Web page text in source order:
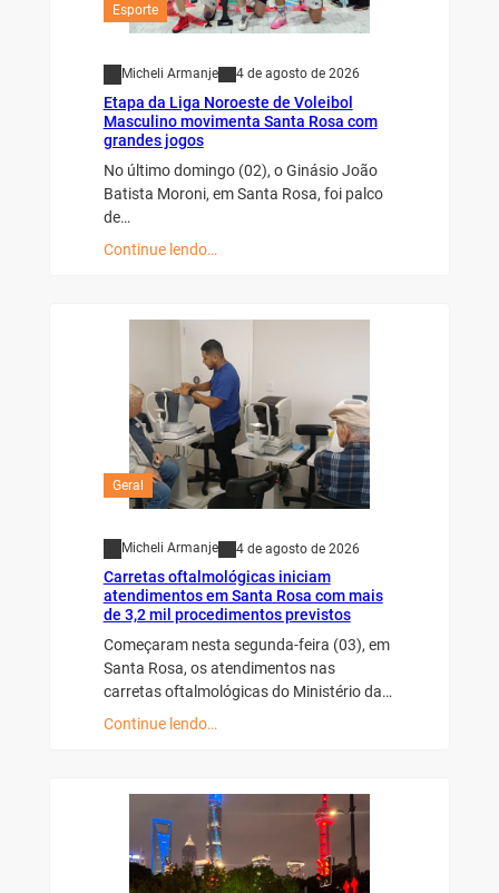
Esporte
Micheli Armanje 4 de agosto de 2026
Etapa da Liga Noroeste de Voleibol
Masculino movimenta Santa Rosa com
grandes jogos
No último domingo (02), o Ginásio João
Batista Moroni, em Santa Rosa, foi palco
de…
Continue lendo…
Geral
Micheli Armanje 4 de agosto de 2026
Carretas oftalmológicas iniciam
atendimentos em Santa Rosa com mais
de 3,2 mil procedimentos previstos
Começaram nesta segunda-feira (03), em
Santa Rosa, os atendimentos nas
carretas oftalmológicas do Ministério da…
Continue lendo…